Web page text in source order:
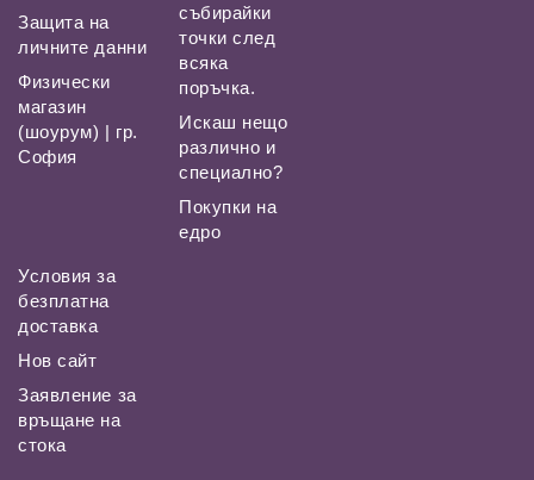
Защита на
личните данни
Физически
магазин
(шоурум) | гр.
София
събирайки
точки след
всяка
поръчка.
Искаш нещо
различно и
специално?
Покупки на
едро
Условия за
безплатна
доставка
Нов сайт
Заявление за
връщане на
стока